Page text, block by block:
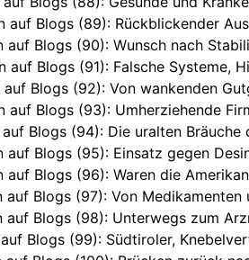
auf Blogs (89): Rückblickender
auf Blogs (90): Wunsch nach
auf Blogs (91): Falsche Systeme,
auf Blogs (92): Von wankenden
auf Blogs (93): Umherziehende
Blogs (94): Die uralten Bräuche
auf Blogs (95): Einsatz gegen
auf Blogs (96): Waren die
auf Blogs (97): Von Medikamenten
auf Blogs (98): Unterwegs zum
Blogs (99): Südtiroler,